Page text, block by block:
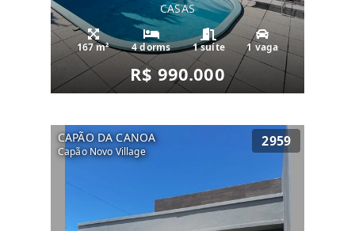
CASAS
167 m² 4 dorms 1 suíte 1 vaga
R$ 990.000
CAPÃO DA CANOA
Capão Novo Village
2959